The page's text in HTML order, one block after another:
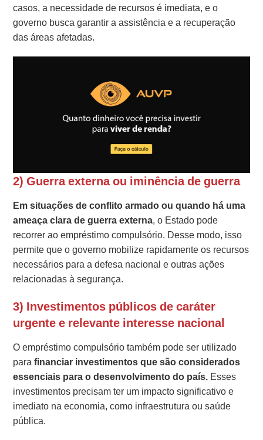
casos, a necessidade de recursos é imediata, e o
governo busca garantir a assistência e a recuperação
das áreas afetadas.
2) Guerra externa ou iminência de guerra
Em situações de conflito armado ou quando há uma
ameaça clara de guerra externa, o Estado pode
recorrer ao empréstimo compulsório. Desse modo, isso
permite que o governo mobilize rapidamente os recursos
necessários para a defesa nacional e outras ações
relacionadas à segurança.
3) Investimentos públicos de caráter
urgente e relevante interesse nacional
O empréstimo compulsório também pode ser utilizado
parafinanciar investimentos que são considerados
essenciais para o desenvolvimento do país. Esses
investimentos precisam ter um impacto significativo e
imediato na economia, como infraestrutura ou saúde
pública.